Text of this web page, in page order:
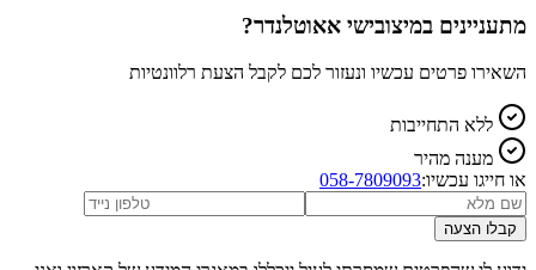
מתעניינים במיצובישי אאוטלנדר?
השאירו פרטים עכשיו ונעזור לכם לקבל הצעת רלוונטיות
ללא התחייבות
מענה מהיר
או חייגו עכשיו:058-7809093
קבלו הצעה